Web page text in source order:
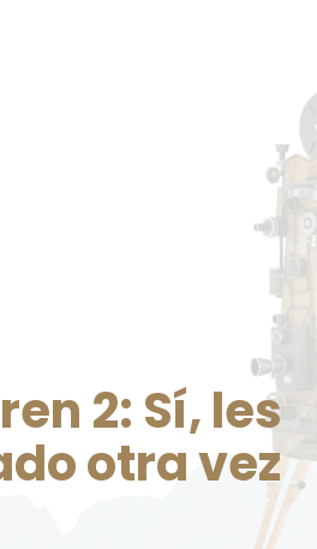
2: Sí, les
otra vez